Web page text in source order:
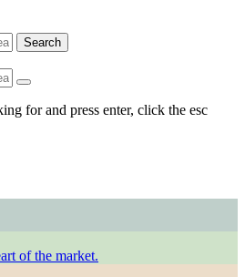
Search
for and press enter, click the esc
of the market.